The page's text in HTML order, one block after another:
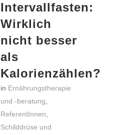
Intervallfasten:
Wirklich
nicht besser
als
Kalorienzählen?
in Ernährungstherapie
und -beratung
ReferentInnen
Schilddrüse und